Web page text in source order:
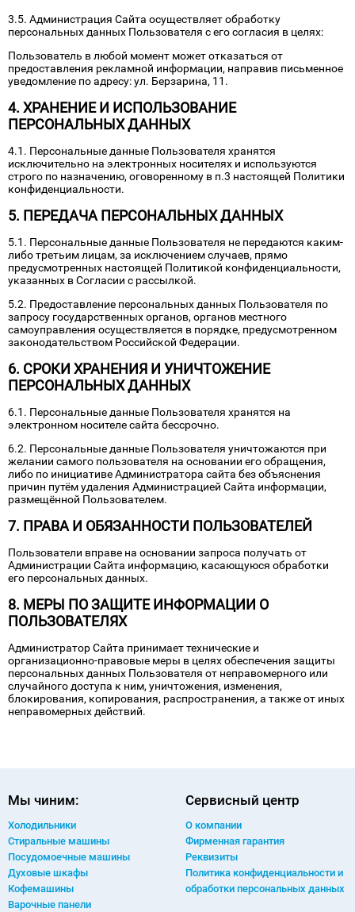
3.5. Администрация Сайта осуществляет обработку
персональных данных Пользователя с его согласия в целях:
Пользователь в любой момент может отказаться от
предоставления рекламной информации, направив письменное
уведомление по адресу: ул. Берзарина, 11.
4. ХРАНЕНИЕ И ИСПОЛЬЗОВАНИЕ
ПЕРСОНАЛЬНЫХ ДАННЫХ
4.1. Персональные данные Пользователя хранятся
исключительно на электронных носителях и используются
строго по назначению, оговоренному в п.3 настоящей Политики
конфиденциальности.
5. ПЕРЕДАЧА ПЕРСОНАЛЬНЫХ ДАННЫХ
5.1. Персональные данные Пользователя не передаются каким-
либо третьим лицам, за исключением случаев, прямо
предусмотренных настоящей Политикой конфиденциальности,
указанных в Согласии с рассылкой.
5.2. Предоставление персональных данных Пользователя по
запросу государственных органов, органов местного
самоуправления осуществляется в порядке, предусмотренном
законодательством Российской Федерации.
6. СРОКИ ХРАНЕНИЯ И УНИЧТОЖЕНИЕ
ПЕРСОНАЛЬНЫХ ДАННЫХ
6.1. Персональные данные Пользователя хранятся на
электронном носителе сайта бессрочно.
6.2. Персональные данные Пользователя уничтожаются при
желании самого пользователя на основании его обращения,
либо по инициативе Администратора сайта без объяснения
причин путём удаления Администрацией Сайта информации,
размещённой Пользователем.
7. ПРАВА И ОБЯЗАННОСТИ ПОЛЬЗОВАТЕЛЕЙ
Пользователи вправе на основании запроса получать от
Администрации Сайта информацию, касающуюся обработки
его персональных данных.
8. МЕРЫ ПО ЗАЩИТЕ ИНФОРМАЦИИ О
ПОЛЬЗОВАТЕЛЯХ
Администратор Сайта принимает технические и
организационно-правовые меры в целях обеспечения защиты
персональных данных Пользователя от неправомерного или
случайного доступа к ним, уничтожения, изменения,
блокирования, копирования, распространения, а также от иных
неправомерных действий.
Мы чиним:
Холодильники
Стиральные машины
Посудомоечные машины
Духовые шкафы
Кофемашины
Варочные панели
Сервисный центр
О компании
Фирменная гарантия
Реквизиты
Политика конфиденциальности и
обработки персональных данных